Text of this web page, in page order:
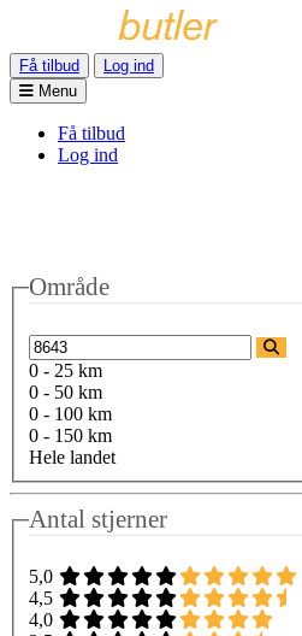
Få tilbud
Log ind
Menu
Få tilbud
Log ind
Område
0 - 25 km
0 - 50 km
0 - 100 km
0 - 150 km
Hele landet
Antal stjerner
5,0
4,5
4,0